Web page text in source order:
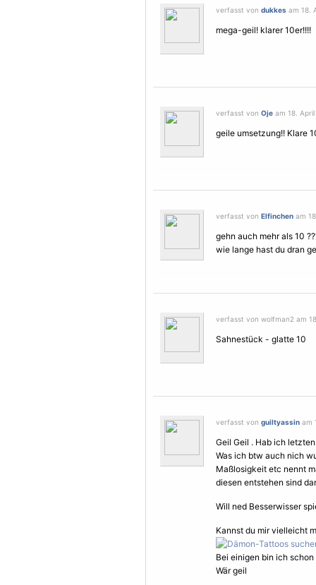
verfasst von dukkes am 18.
mega-geil! klarer 10er!!!!
verfasst von Oje am 18.
geile umsetzung!! Klare
verfasst von Elfinchen am
gehn auch mehr als 10
wie lange hast du dran
verfasst von wolfman2 am
Sahnestück - glatte 10
verfasst von guiltyassin am
Geil Geil . Hab ich
Was ich btw auch nich
Maßlosigkeit etc nennt
diesen entstehen sind
Will ned Besserwisser
Kannst du mir vielleicht
Bei einigen bin ich
Wär geil